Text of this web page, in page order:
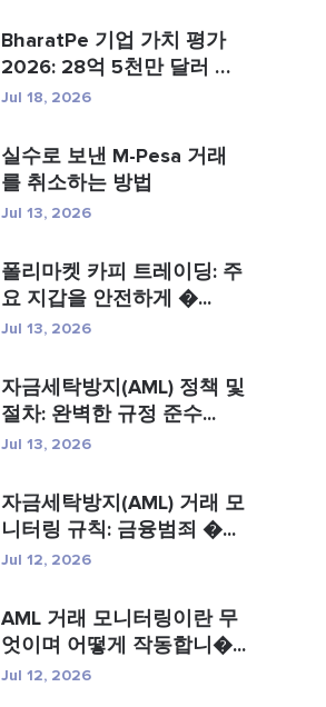
BharatPe 기업 가치 평가
2026: 28억 5천만 달러 규
모의...
Jul 18, 2026
실수로 보낸 M-Pesa 거래
를 취소하는 방법
Jul 13, 2026
폴리마켓 카피 트레이딩: 주
요 지갑을 안전하게 �...
Jul 13, 2026
자금세탁방지(AML) 정책 및
절차: 완벽한 규정 준수...
Jul 13, 2026
자금세탁방지(AML) 거래 모
니터링 규칙: 금융범죄 �...
Jul 12, 2026
AML 거래 모니터링이란 무
엇이며 어떻게 작동합니�...
Jul 12, 2026